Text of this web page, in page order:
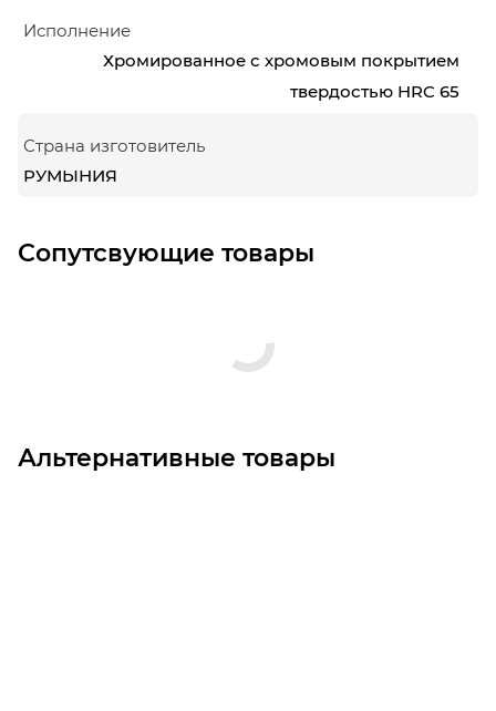
Исполнение
Хромированное с хромовым покрытием
твердостью HRC 65
Страна изготовитель
РУМЫНИЯ
Сопутсвующие товары
Альтернативные товары